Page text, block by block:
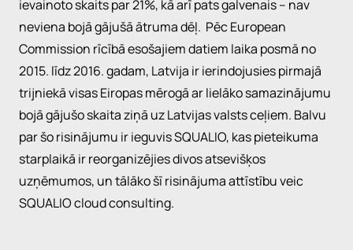
ievainoto skaits par 21%, kā arī pats galvenais – nav
neviena bojā gājušā ātruma dēļ. Pēc European
Commission rīcībā esošajiem datiem laika posmā no
2015. līdz 2016. gadam, Latvija ir ierindojusies pirmajā
trijniekā visas Eiropas mērogā ar lielāko samazinājumu
bojā gājušo skaita ziņā uz Latvijas valsts ceļiem. Balvu
par šo risinājumu ir ieguvis SQUALIO, kas pieteikuma
starplaikā ir reorganizējies divos atsevišķos
uzņēmumos, un tālāko šī risinājuma attīstību veic
SQUALIO cloud consulting.